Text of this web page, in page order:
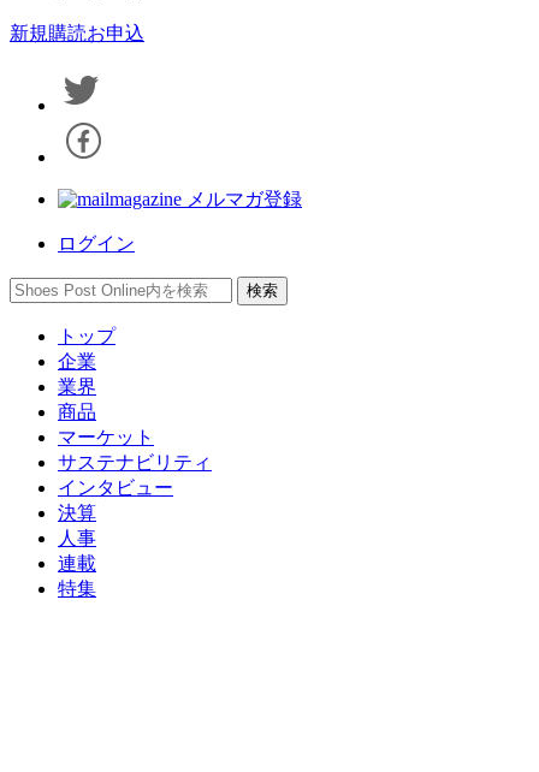
新規購読お申込
メルマガ登録
ログイン
トップ
企業
業界
商品
マーケット
サステナビリティ
インタビュー
決算
人事
連載
特集